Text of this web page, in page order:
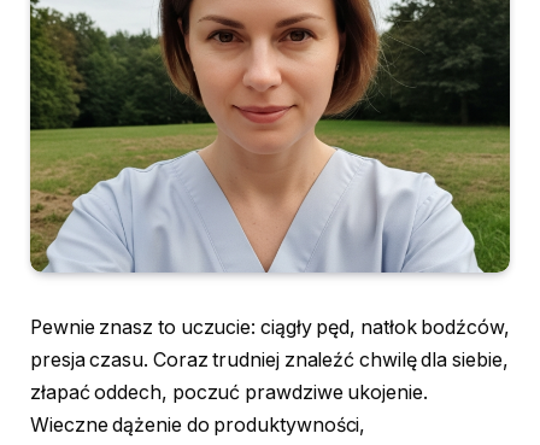
Pewnie znasz to uczucie: ciągły pęd, natłok bodźców,
presja czasu. Coraz trudniej znaleźć chwilę dla siebie,
złapać oddech, poczuć prawdziwe ukojenie.
Wieczne dążenie do produktywności,